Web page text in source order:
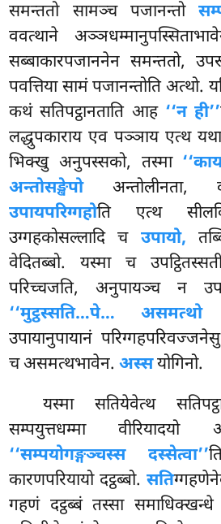
समन्ततो सामञ्च पजानन्तो
ववत्थाने
सब्बाकारपजाननेन समन्ततो,
पवत्तिया सामं पजानन्तोति अत्थो.
कथं सतिपट्ठानताति आह ‘‘न ही’’
लद्धुपकाराय एव पञ्ञाय एत्थ
भिक्खु अनुपस्सको, तस्मा
अन्तोसङ्खेपोअन्तोलीनता,
उपायपरिग्गहोति एत्थ
उग्गहकोसल्लादि च उपायो,
वेदितब्बो. यस्मा च
परिच्चजति, अनुपायञ्च न
‘‘मुट्ठस्सति…पे… असमत्थो
उपायानुपायानं
च असमत्थभावेन.अस्सयोगिनो.
यस्मा सतियेवेत्थ
सम्पयुत्तधम्मा
‘‘सम्पयोगङ्गञ्चस्स दस्सेत्वा’’
कारणपरियायो दट्ठब्बो. सति
गहणं दट्ठब्बं तस्सा समाधिक्खन्धे